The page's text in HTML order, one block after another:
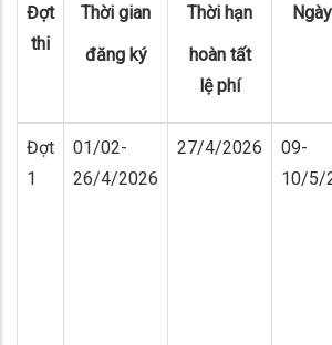
Đợt
thi
Thời gian
đăng ký
Thời hạn
hoàn tất
lệphí
Đợt
1
01/02-
26/4/2026
27/4/2026
09-
10/5/